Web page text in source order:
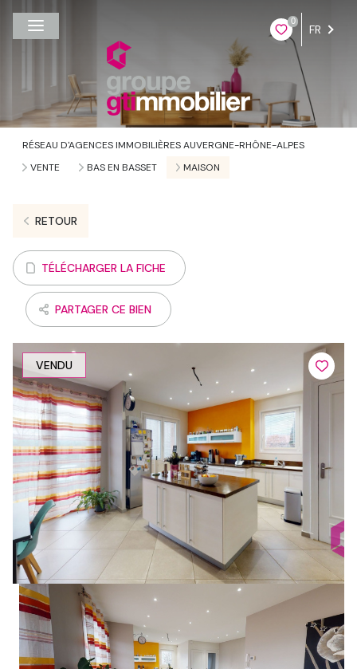
0
FR
RÉSEAU D'AGENCES IMMOBILIÈRES AUVERGNE-RHÔNE-ALPES
VENTE
BAS EN BASSET MAISON
RETOUR
TÉLÉCHARGER LA FICHE
PARTAGER CE BIEN
VENDU